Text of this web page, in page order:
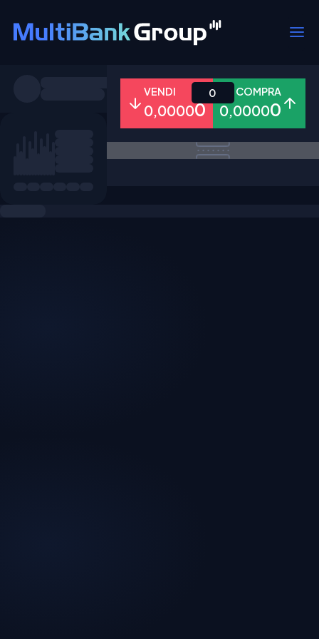
Tutti Forex Metalli Azioni
VENDI
0,00000
COMPRA
0,00000
0